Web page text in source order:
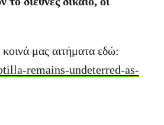
μας αιτήματα εδώ:
remains-undeterred-as-